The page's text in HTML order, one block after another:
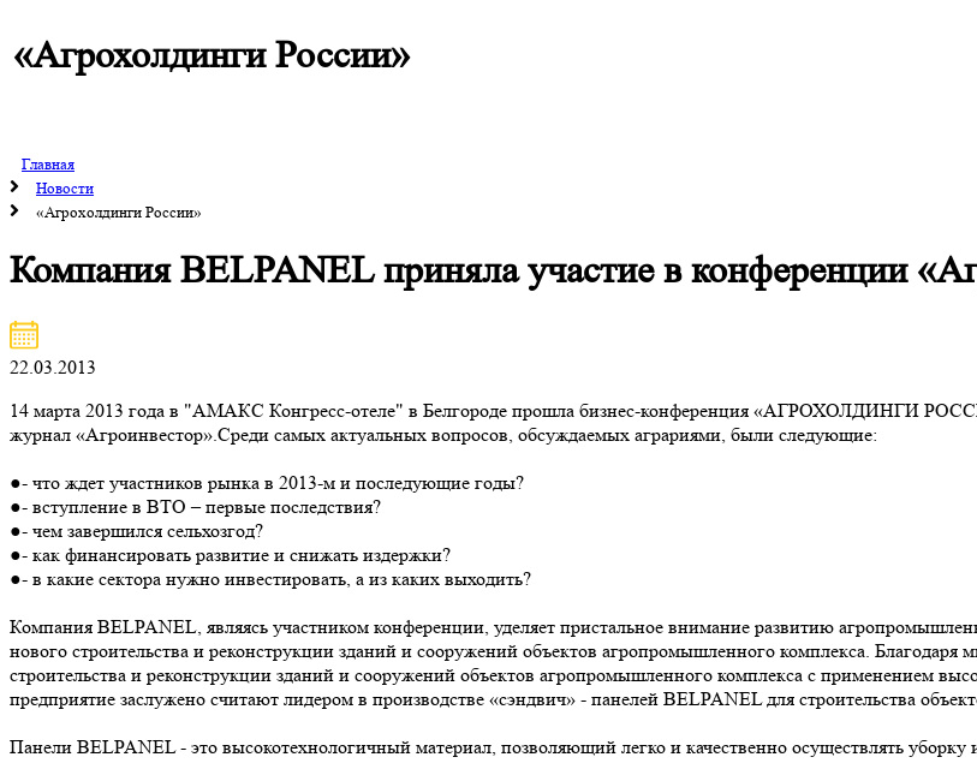
«Агрохолдинги России»
Главная
Новости
«Агрохолдинги России»
Компания BELPANEL приняла участие в конференции
22.03.2013
14 марта 2013 года в "АМАКС Конгресс-отеле" в Белгороде прошла бизнес-конференция «АГРОХОЛДИНГИ
журнал «Агроинвестор».Среди самых актуальных вопросов, обсуждаемых аграриями, были следующие:
●- что ждет участников рынка в 2013-м и последующие годы?
●- вступление в ВТО – первые последствия?
●- чем завершился сельхозгод?
●- как финансировать развитие и снижать издержки?
●- в какие сектора нужно инвестировать, а из каких выходить?
Компания BELPANEL, являясь участником конференции, уделяет пристальное внимание развитию
нового строительства и реконструкции зданий и сооружений объектов агропромышленного комплекса.
строительства и реконструкции зданий и сооружений объектов агропромышленного комплекса с применением
предприятие заслужено считают лидером в производстве «сэндвич» - панелей BELPANEL для строительства
Панели BELPANEL - это высокотехнологичный материал, позволяющий легко и качественно осуществлять уборку